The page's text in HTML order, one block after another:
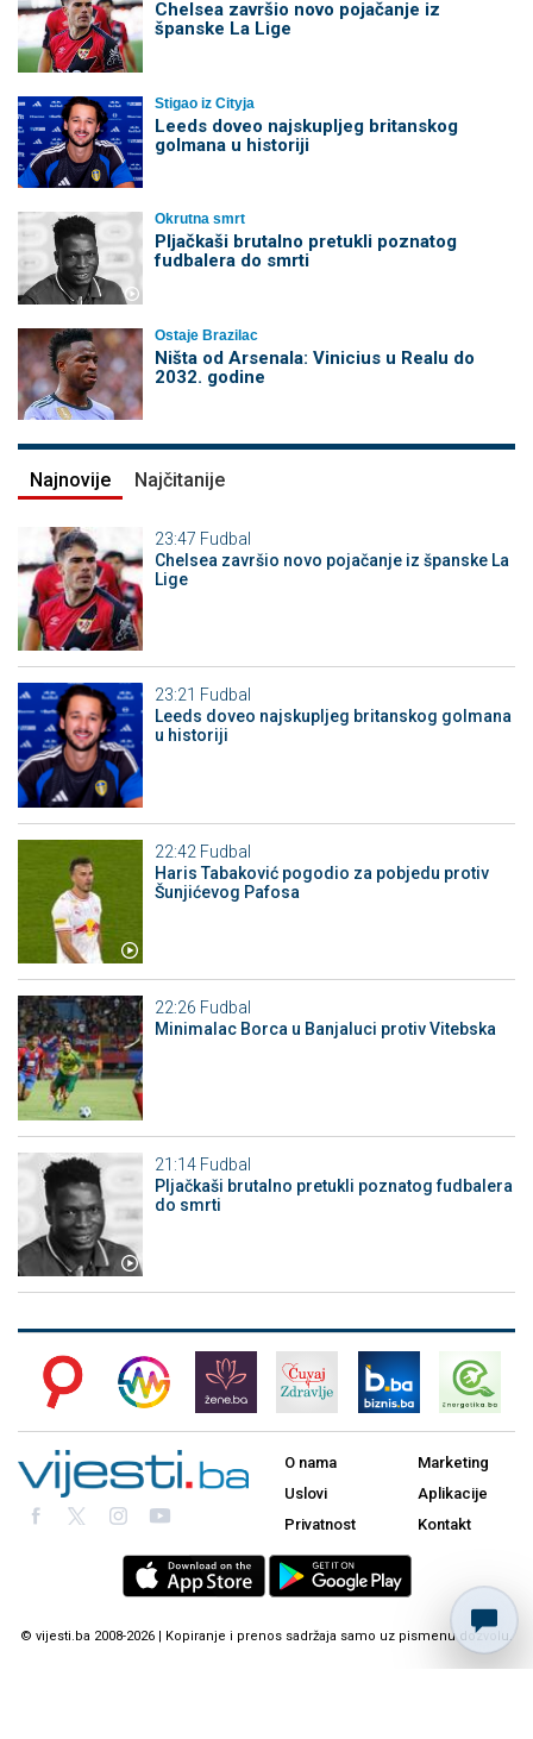
Chelsea završio novo pojačanje iz
španske La Lige
Stigao iz Cityja
Leeds doveo najskupljeg britanskog
golmana u historiji
Okrutna smrt
Pljačkaši brutalno pretukli poznatog
fudbalera do smrti
Ostaje Brazilac
Ništa od Arsenala: Vinicius u Realu do
2032. godine
Najnovije Najčitanije
23:47 Fudbal
Chelsea završio novo pojačanje iz španske La
Lige
23:21 Fudbal
Leeds doveo najskupljeg britanskog golmana
u historiji
22:42 Fudbal
Haris Tabaković pogodio za pobjedu protiv
Šunjićevog Pafosa
22:26 Fudbal
Minimalac Borca u Banjaluci protiv Vitebska
21:14 Fudbal
Pljačkaši brutalno pretukli poznatog fudbalera
do smrti
O nama
Uslovi
Privatnost
Marketing
Aplikacije
Kontakt
© vijesti.ba 2008-2026 | Kopiranje i prenos sadržaja samo uz pismenu dozvolu.